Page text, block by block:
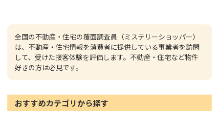
全国の不動産・住宅の覆面調査員（ミステリーショッパー）
は、不動産・住宅情報を消費者に提供している事業者を訪問
して、受けた接客体験を評価します。不動産・住宅など物件
好きの方は必見です。
おすすめカテゴリから探す